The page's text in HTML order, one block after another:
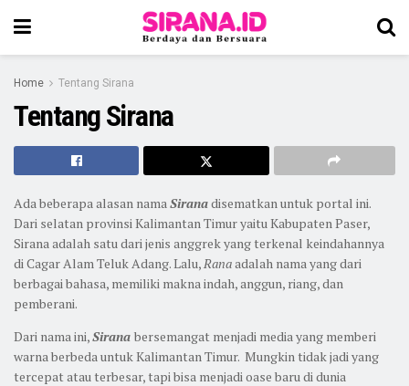
Home Tentang Sirana
Tentang Sirana
Ada beberapa alasan namaSiranadisematkan untuk portal ini.
Dari selatan provinsi Kalimantan Timur yaitu Kabupaten Paser,
Sirana adalah satu dari jenis anggrek yang terkenal keindahannya
di Cagar Alam Teluk Adang. Lalu,Ranaadalah nama yang dari
berbagai bahasa, memiliki makna indah, anggun, riang, dan
pemberani.
Dari nama ini,Sirana bersemangat menjadi media yang memberi
warna berbeda untuk Kalimantan Timur. Mungkin tidak jadi yang
tercepat atau terbesar, tapi bisa menjadi oase baru di dunia